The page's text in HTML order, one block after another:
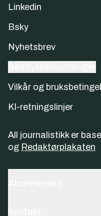
Linkedin
Bsky
Nyhetsbrev
Vilkår og
KI-retningslinjer
All journalistikk er
og Redaktørplakaten